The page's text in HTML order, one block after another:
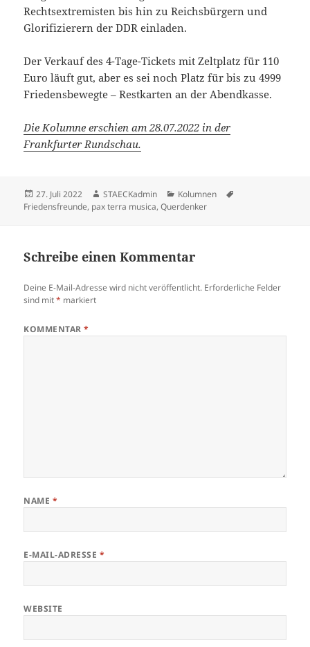
Rechtsextremisten bis hin zu Reichsbürgern und
Glorifizierern der DDR einladen.
Der Verkauf des 4-Tage-Tickets mit Zeltplatz für 110
Euro läuft gut, aber es sei noch Platz für bis zu 4999
Friedensbewegte – Restkarten an der Abendkasse.
Die Kolumne erschien am 28.07.2022 in der
Frankfurter Rundschau.
Veröffentlicht
am
27. Juli 2022 Autor
STAECKadmin Kategorien
Kolumnen
Friedensfreunde, pax terra musica,Querdenker
Schreibe einen Kommentar
Deine E-Mail-Adresse wird nicht veröffentlicht. Erforderliche Felder
sind mit* markiert
KOMMENTAR*
NAME *
E-MAIL-ADRESSE *
WEBSITE